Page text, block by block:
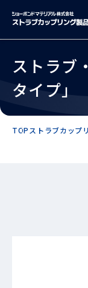
ストラブ
タイプ」
TOP ストラブカップ